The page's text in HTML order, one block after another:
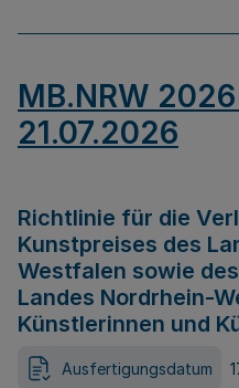
MB.NRW
21.07.2026
Richtlinie für die
Kunstpreises des
Westfalen sowie
Landes Nordrhein-
Künstlerinnen und
Ausfertigungsdatum